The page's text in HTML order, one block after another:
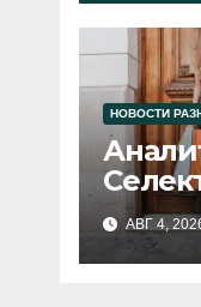
НОВОСТИ
2026
АВГ 4,